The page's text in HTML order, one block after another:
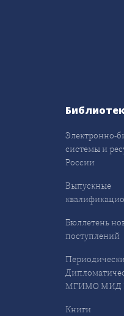
Электронно-
системы и
России
Выпускные
Бюллетень
поступлений
МГИМО МИД
Книги